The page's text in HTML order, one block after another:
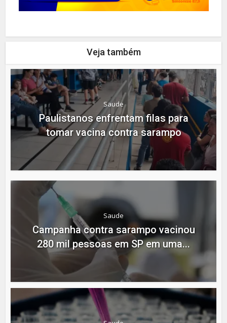
Veja também
Saude
Paulistanos enfrentam filas para
tomar vacina contra sarampo
Saude
Campanha contra sarampo vacinou
280 mil pessoas em SP em uma...